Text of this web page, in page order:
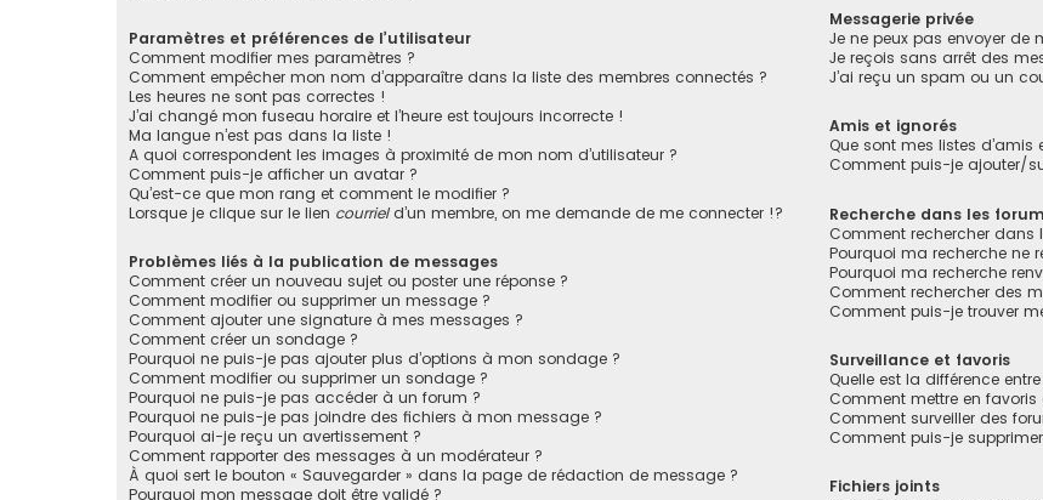
Paramètres et préférences de l’utilisateur
Comment modifier mes paramètres ?
Comment empêcher mon nom d’apparaître dans la liste des membres connectés ?
Les heures ne sont pas correctes !
J’ai changé mon fuseau horaire et l’heure est toujours incorrecte !
Ma langue n’est pas dans la liste !
A quoi correspondent les images à proximité de mon nom d’utilisateur ?
Comment puis-je afficher un avatar ?
Qu’est-ce que mon rang et comment le modifier ?
Lorsque je clique sur le lien courrield’un membre, on me demande de me connecter !?
Problèmes liés à la publication de messages
Comment créer un nouveau sujet ou poster une réponse ?
Comment modifier ou supprimer un message ?
Comment ajouter une signature à mes messages ?
Comment créer un sondage ?
Pourquoi ne puis-je pas ajouter plus d’options à mon sondage ?
Comment modifier ou supprimer un sondage ?
Pourquoi ne puis-je pas accéder à un forum ?
Pourquoi ne puis-je pas joindre des fichiers à mon message ?
Pourquoi ai-je reçu un avertissement ?
Comment rapporter des messages à un modérateur ?
À quoi sert le bouton « Sauvegarder » dans la page de rédaction de message ?
Pourquoi mon message doit être validé ?
Messagerie privée
Je ne peux pas envoyer de
Je reçois sans arrêt des
J’ai reçu un spam ou un
Amis et ignorés
Que sont mes listes d’amis
Comment puis-je ajouter/
Recherche dans les
Comment rechercher dans
Pourquoi ma recherche ne
Pourquoi ma recherche
Comment rechercher des
Comment puis-je trouver
Surveillance et favoris
Quelle est la différence
Comment mettre en favoris
Comment surveiller des
Comment puis-je
Fichiers joints